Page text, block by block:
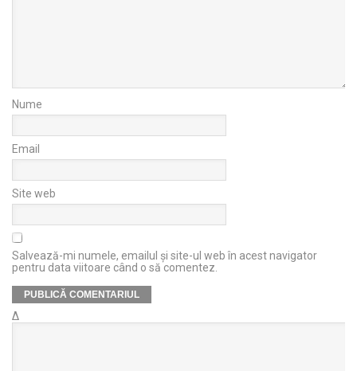
Nume
Email
Site web
Salvează-mi numele, emailul și site-ul web în acest navigator
pentru data viitoare când o să comentez.
Δ